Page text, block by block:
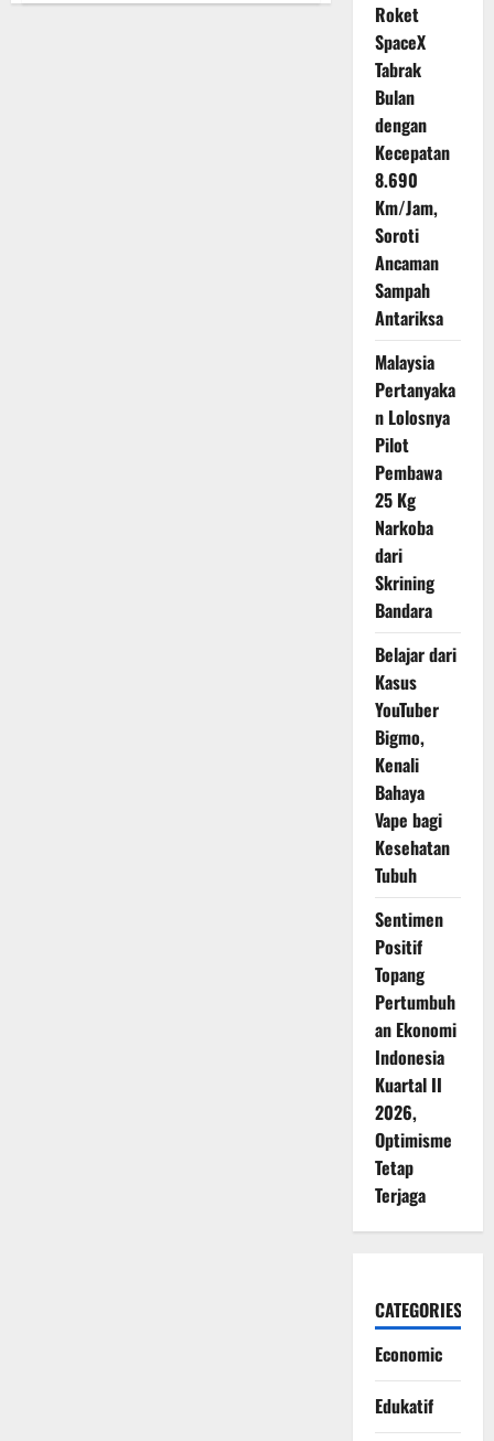
Charles
Roket
SpaceX
Tabrak
Bulan
dengan
Kecepatan
8.690
Km/Jam,
Soroti
Ancaman
Sampah
Antariksa
Malaysia
Pertanyaka
n Lolosnya
Pilot
Pembawa
25 Kg
Narkoba
dari
Skrining
Bandara
Belajar dari
Kasus
YouTuber
Bigmo,
Kenali
Bahaya
Vape bagi
Kesehatan
Tubuh
Sentimen
Positif
Topang
Pertumbuh
an Ekonomi
Indonesia
Kuartal II
2026,
Optimisme
Tetap
Terjaga
CATEGORIES
Economic
Edukatif